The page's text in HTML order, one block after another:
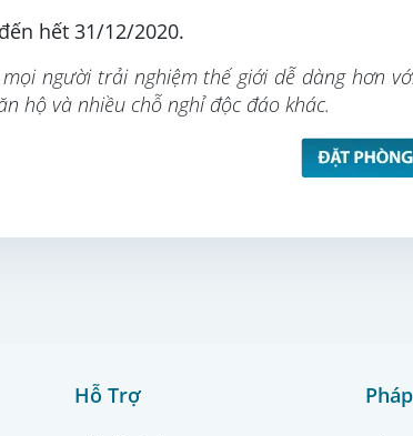
hết 31/12/2020.
người trải nghiệm thế giới dễ dàng hơn
hộ và nhiều chỗ nghỉ độc đáo khác.
Hỗ Trợ